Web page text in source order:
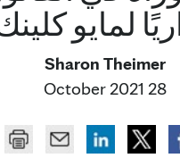
لمايو
Sharon Theimer
28 October 2021